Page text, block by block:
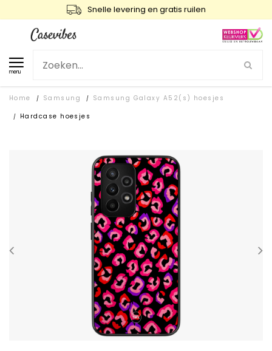
Snelle levering en gratis ruilen
menu
Home / Samsung / Samsung Galaxy A52(s) hoesjes
/ Hardcase hoesjes